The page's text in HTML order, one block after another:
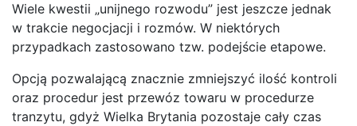
Wiele kwestii „unijnego rozwodu” jest jeszcze jednak
w trakcie negocjacji i rozmów. W niektórych
przypadkach zastosowano tzw. podejście etapowe.
Opcją pozwalającą znacznie zmniejszyć ilość kontroli
oraz procedur jest przewóz towaru w procedurze
tranzytu, gdyż Wielka Brytania pozostaje cały czas